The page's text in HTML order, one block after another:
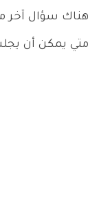
هناك سؤال آخر
متي يمكن أن